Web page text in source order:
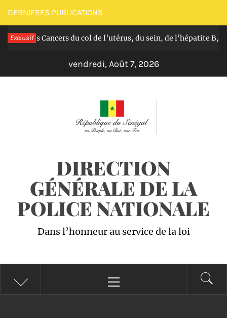
Passer
au
contenu
DERNIERES PUBLICATIONS
Exclusif
des Cancers du col de l’utérus, du sein, de l’hépatite B, C
vendredi, Août 7, 2026
DIRECTION
GÉNÉRALE DE LA
POLICE NATIONALE
Dans l’honneur au service de la loi
principal